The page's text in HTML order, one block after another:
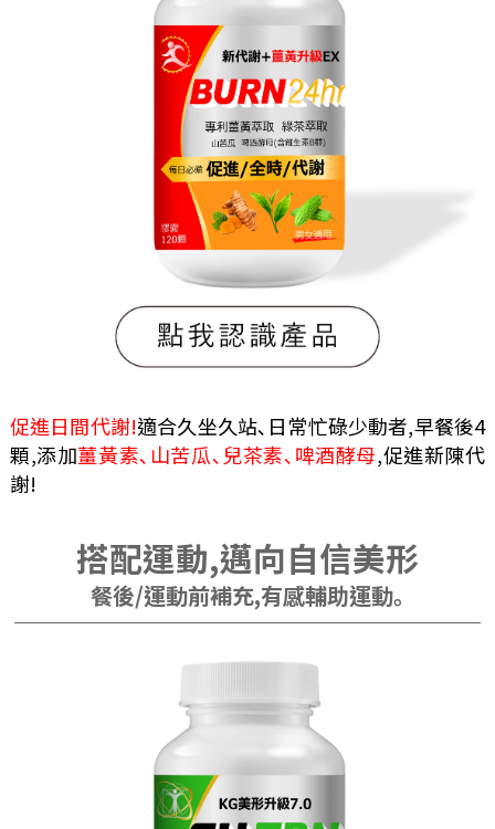
促進日間代謝!適合久坐久站､日常忙碌少動者,早餐後4
顆,添加薑黃素､山苦瓜､兒茶素､啤酒酵母,促進新陳代
謝!
搭配運動,邁向自信美形
餐後/運動前補充,有感輔助運動｡